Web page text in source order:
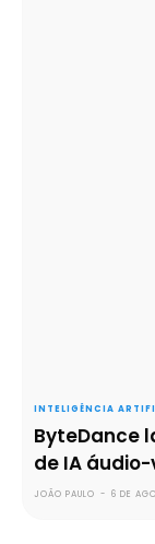
INTELIGÊNCIA
ByteDance
de IA
JOÃO PAULO - 6 DE